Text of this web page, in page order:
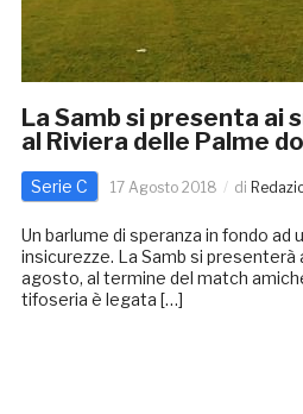
La Samb si presenta ai
al Riviera delle Palme
Serie C 17 Agosto 2018 di
Un barlume di speranza in fondo
insicurezze. La Samb si
agosto, al termine del match
tifoseria è legata […]